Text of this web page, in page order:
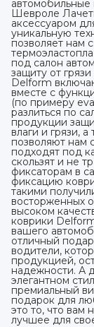
Шевроле
аксессуаром
уникальную
позволяет нам
под салон
защиту от
Delform
вместе с
(по примеру
разлиться по
продукции
влаги и грязи,
позволяют нам
подходят под
скользят и не
фиксаторам в
фиксацию
такими
восторженных
высоком
коврики
вашего
отличный
водители,
продукцией,
надежности. А
элегантном
премиальный
подарок для
это то, что вам
лучшее для